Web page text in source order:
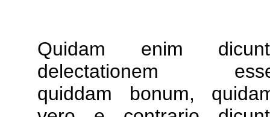
Quidam enim
delectationem
quiddam bonum,